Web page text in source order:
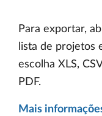
Para exportar,
lista de projetos
escolha XLS,
PDF.
Mais